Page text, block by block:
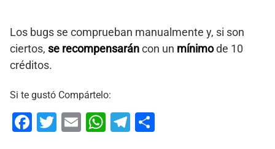
Los bugs se comprueban manualmente y, si son
ciertos, se recompensaráncon un mínimode 10
créditos.
Si te gustó Compártelo:
F
T
E
W
T